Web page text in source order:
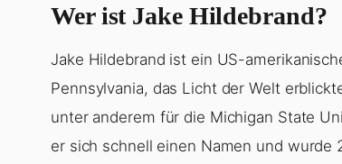
Wer ist Jake Hildebrand?
Jake Hildebrand ist ein US-
Pennsylvania, das Licht der Welt
unter anderem für die Michigan State
er sich schnell einen Namen und wurde